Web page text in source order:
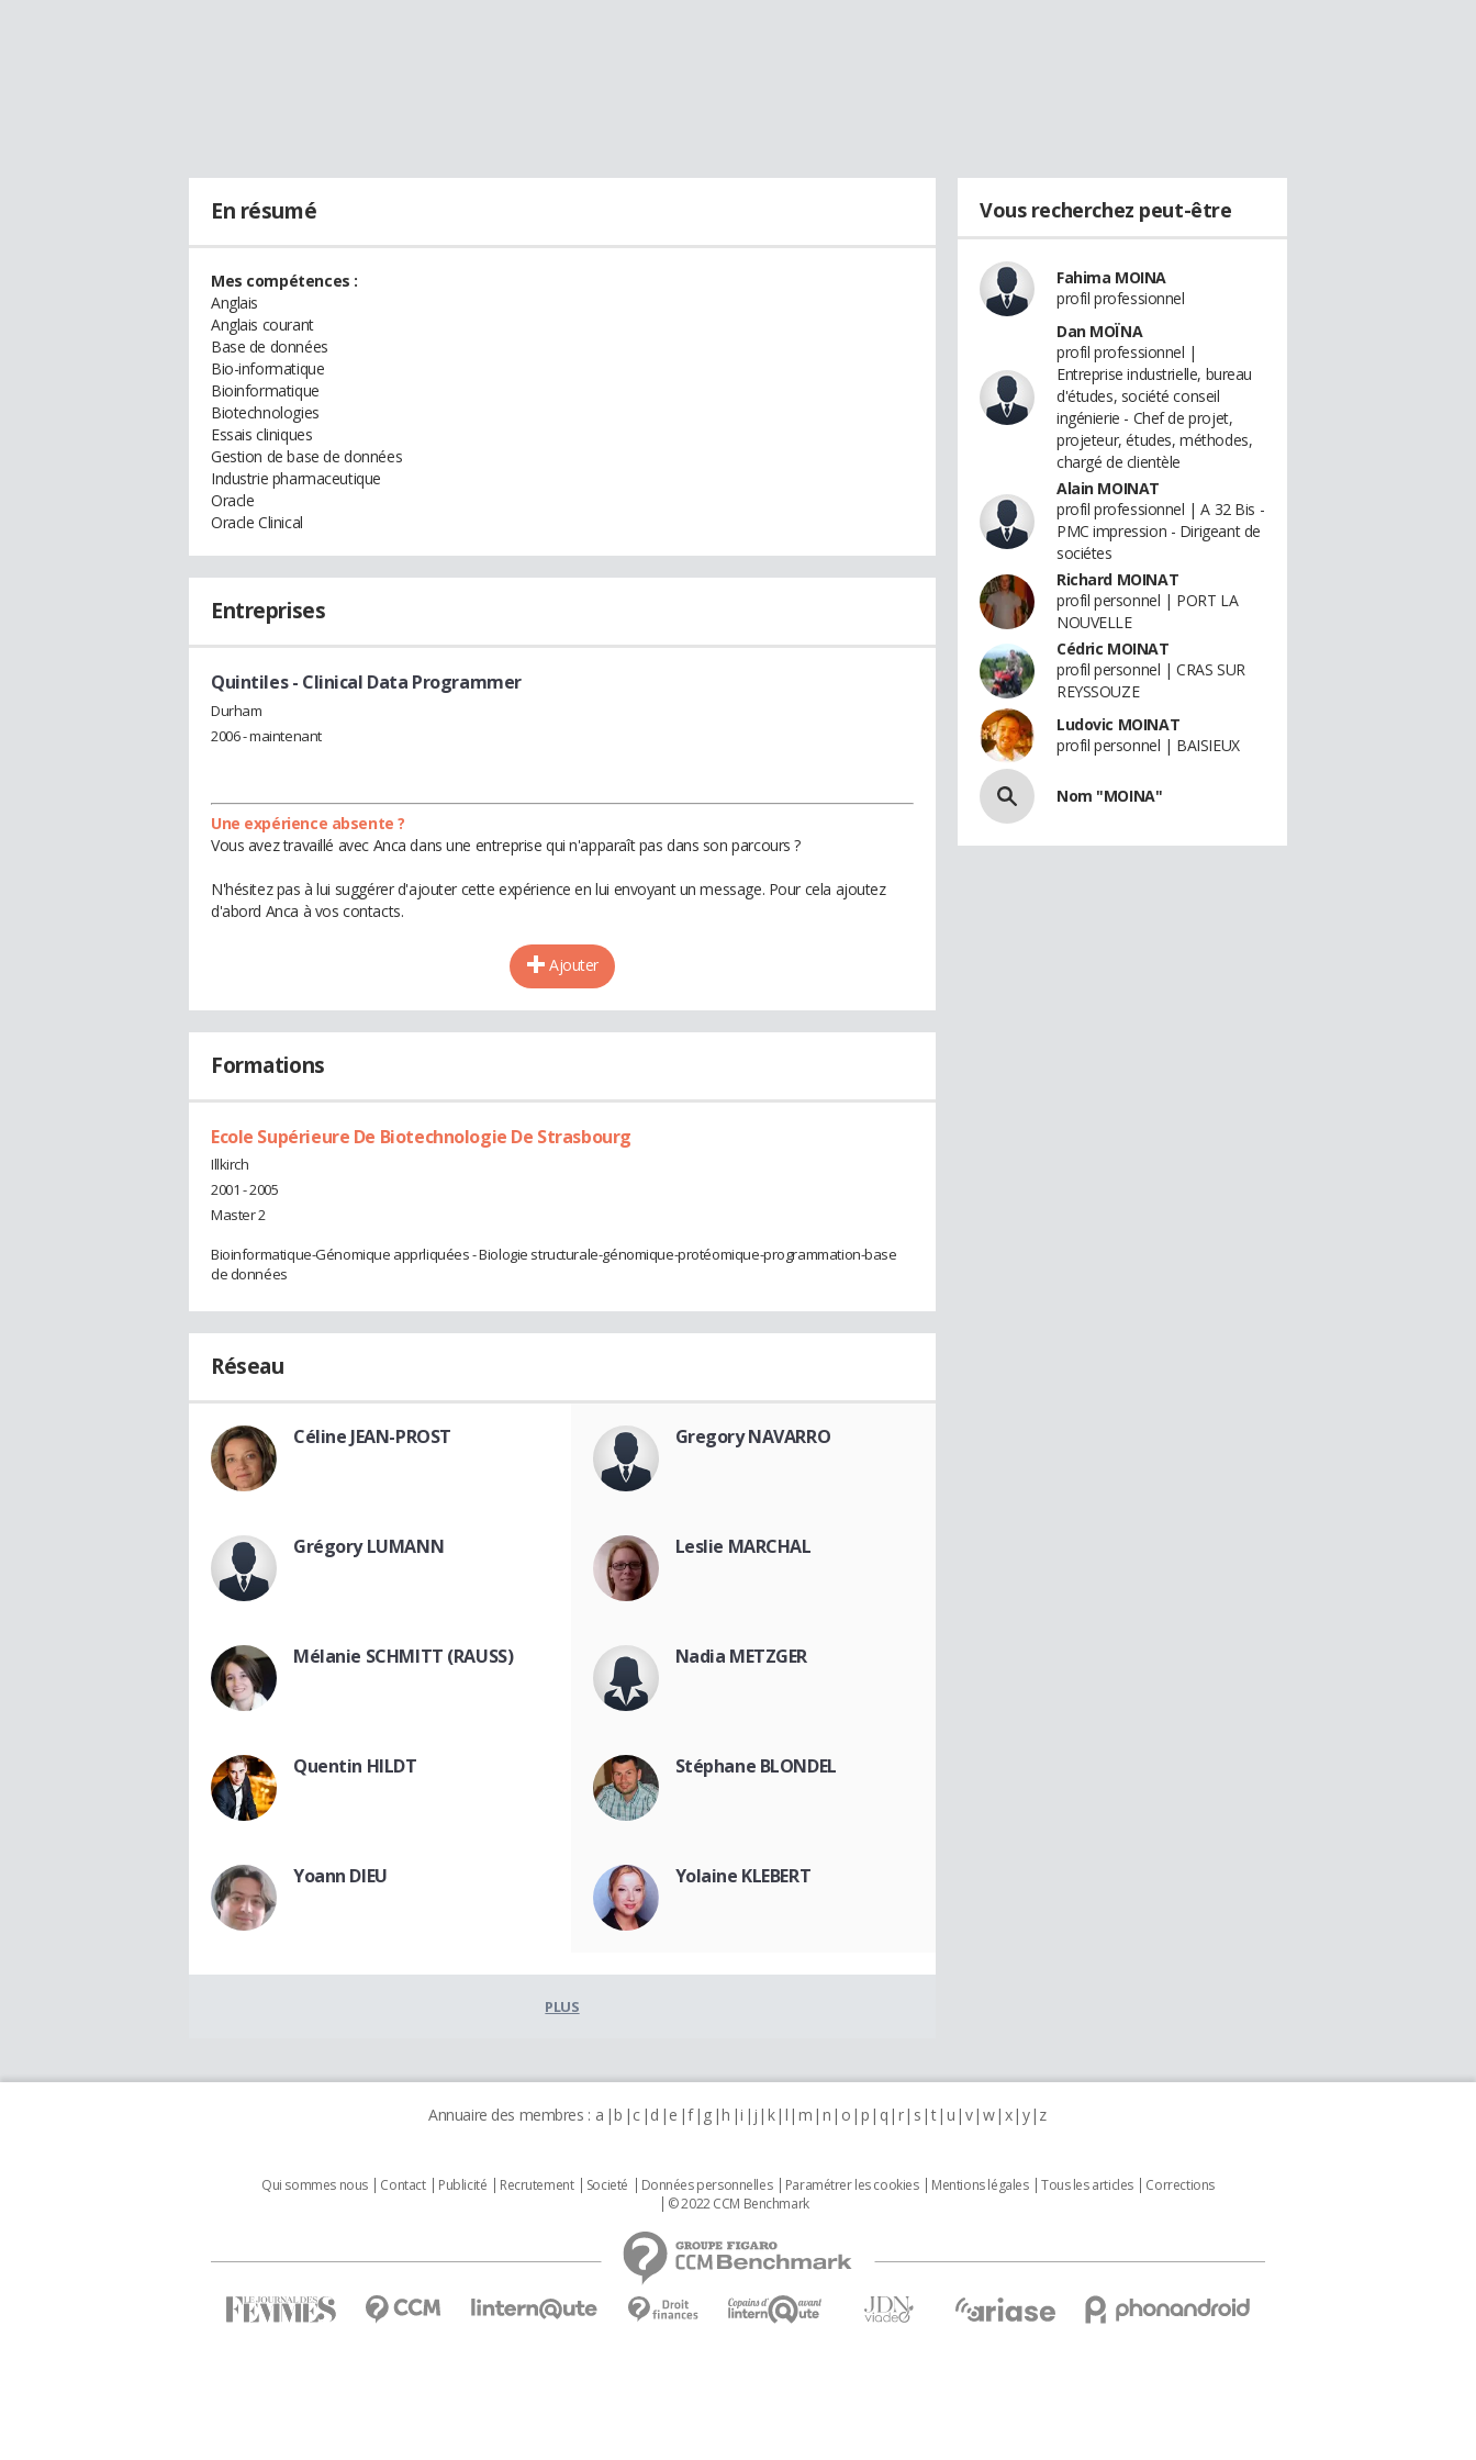
En résumé
Mes compétences :
Anglais
Anglais courant
Base de données
Bio-informatique
Bioinformatique
Biotechnologies
Essais cliniques
Gestion de base de données
Industrie pharmaceutique
Oracle
Oracle Clinical
Entreprises
Quintiles- Clinical Data Programmer
Durham
2006 - maintenant
Une expérience absente ?
Vous avez travaillé avec Anca dans une entreprise qui n'apparaît pas dans son parcours ?
N'hésitez pas à lui suggérer d'ajouter cette expérience en lui envoyant un message. Pour cela ajoutez
d'abord Anca à vos contacts.
Ajouter
Formations
Ecole Supérieure De Biotechnologie De Strasbourg
Illkirch
2001 - 2005
Master 2
Bioinformatique-Génomique apprliquées - Biologie structurale-génomique-protéomique-programmation-base
de données
Réseau
Céline JEAN-PROST Gregory NAVARRO
Grégory LUMANN Leslie MARCHAL
Mélanie SCHMITT (RAUSS) Nadia METZGER
Quentin HILDT Stéphane BLONDEL
Yoann DIEU Yolaine KLEBERT
PLUS
Vous recherchez peut-être
Fahima MOINA
profil professionnel
Dan MOÏNA
profil professionnel |
Entreprise industrielle, bureau
d'études, société conseil
ingénierie - Chef de projet,
projeteur, études, méthodes,
chargé de clientèle
Alain MOINAT
profil professionnel | A 32 Bis -
PMC impression - Dirigeant de
sociétes
Richard MOINAT
profil personnel | PORT LA
NOUVELLE
Cédric MOINAT
profil personnel | CRAS SUR
REYSSOUZE
Ludovic MOINAT
profil personnel | BAISIEUX
Nom "MOINA"
Annuaire des membres : a b c d e f g h i j k l m n o p q r s t u v w x y z
Qui sommes nous Contact Publicité Recrutement Societé Données personnelles Paramétrer les cookies Mentions légales Tous les articles
Corrections
© 2022 CCM Benchmark